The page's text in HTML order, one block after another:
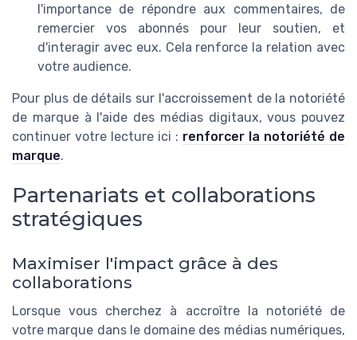
l'importance de répondre aux commentaires, de
remercier vos abonnés pour leur soutien, et
d'interagir avec eux. Cela renforce la relation avec
votre audience.
Pour plus de détails sur l'accroissement de la notoriété
de marque à l'aide des médias digitaux, vous pouvez
continuer votre lecture ici : renforcer la notoriété de
marque.
Partenariats et collaborations
stratégiques
Maximiser l'impact grâce à des
collaborations
Lorsque vous cherchez à accroître la notoriété de
votre marque dans le domaine des médias numériques,